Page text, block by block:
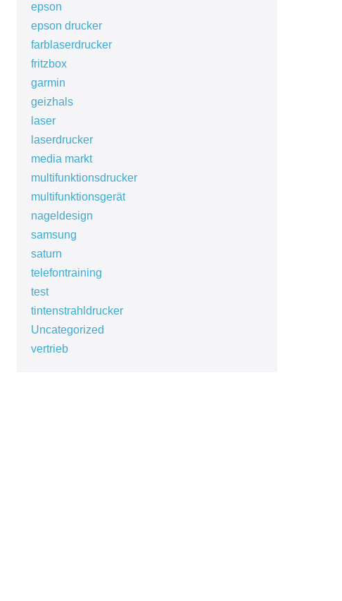
epson
epson drucker
farblaserdrucker
fritzbox
garmin
geizhals
laser
laserdrucker
media markt
multifunktionsdrucker
multifunktionsgerät
nageldesign
samsung
saturn
telefontraining
test
tintenstrahldrucker
Uncategorized
vertrieb